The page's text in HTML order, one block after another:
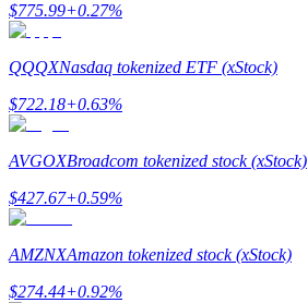
Bitrue渠道合伙人
最高達65%佣金！
$775.99+0.27%
QQQXNasdaq tokenized ETF (xStock)
$722.18+0.63%
AVGOXBroadcom tokenized stock (xStock)
$427.67+0.59%
AMZNXAmazon tokenized stock (xStock)
$274.44+0.92%